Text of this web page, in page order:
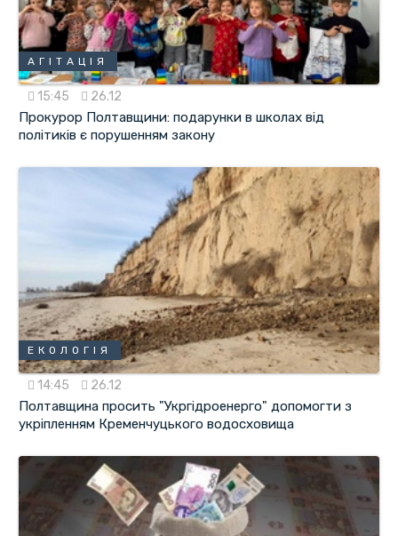
АГІТАЦІЯ
15:45 26.12
Прокурор Полтавщини: подарунки в школах від
політиків є порушенням закону
ЕКОЛОГІЯ
14:45 26.12
Полтавщина просить "Укргідроенерго" допомогти з
укріпленням Кременчуцького водосховища